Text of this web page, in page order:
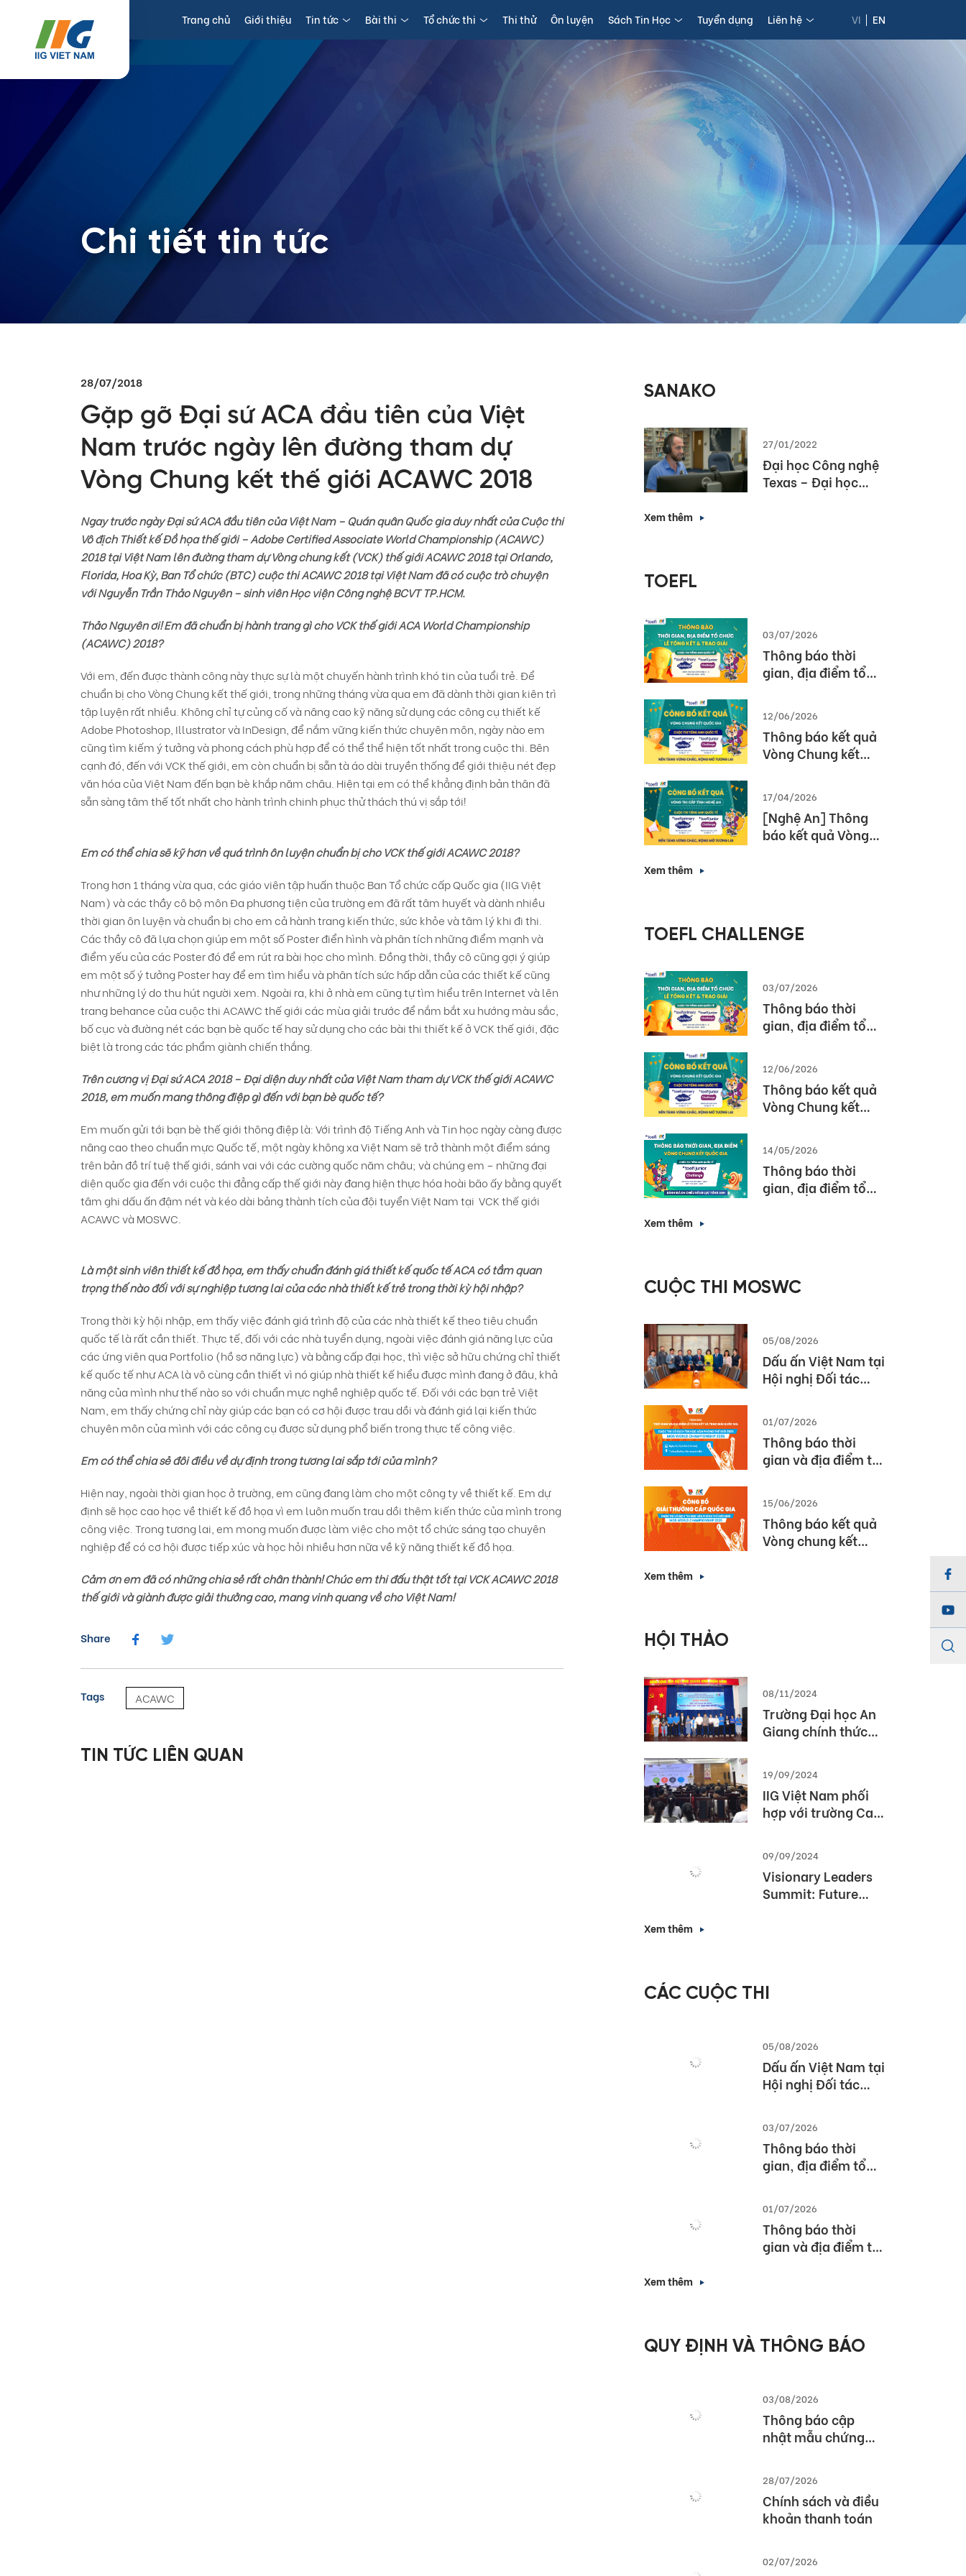
Trang chủ Giới thiệu Tin tức Bài thi Tổ chức thi Thi thử Ôn luyện Sách Tin Học Tuyển dụng Liên hệ VI EN
Chi tiết tin tức
28/07/2018
Gặp gỡ Đại sứ ACA đầu tiên của Việt
Nam trước ngày lên đường tham dự
Vòng Chung kết thế giới ACAWC 2018
Ngay trước ngày Đại sứ ACA đầu tiên của Việt Nam – Quán quân Quốc gia duy nhất của Cuộc thi
Vô địch Thiết kế Đồ họa thế giới – Adobe Certified Associate World Championship (ACAWC)
2018 tại Việt Nam lên đường tham dự Vòng chung kết (VCK) thế giới ACAWC 2018 tại Orlando,
Florida, Hoa Kỳ, Ban Tổ chức (BTC) cuộc thi ACAWC 2018 tại Việt Nam đã có cuộc trò chuyện
với Nguyễn Trần Thảo Nguyên – sinh viên Học viện Công nghệ BCVT TP.HCM.
Thảo Nguyên ơi! Em đã chuẩn bị hành trang gì cho VCK thế giới ACA World Championship
(ACAWC) 2018?
Với em, đến được thành công này thực sự là một chuyến hành trình khó tin của tuổi trẻ. Để
chuẩn bị cho Vòng Chung kết thế giới, trong những tháng vừa qua em đã dành thời gian kiên trì
tập luyện rất nhiều. Không chỉ tự củng cố và nâng cao kỹ năng sử dụng các công cụ thiết kế
Adobe Photoshop, Illustrator và InDesign, để nắm vững kiến thức chuyên môn, ngày nào em
cũng tìm kiếm ý tưởng và phong cách phù hợp để có thể thể hiện tốt nhất trong cuộc thi. Bên
cạnh đó, đến với VCK thế giới, em còn chuẩn bị sẵn tà áo dài truyền thống để giới thiệu nét đẹp
văn hóa của Việt Nam đến bạn bè khắp năm châu. Hiện tại em có thể khẳng định bản thân đã
sẵn sàng tâm thế tốt nhất cho hành trình chinh phục thử thách thú vị sắp tới!
Em có thể chia sẽ kỹ hơn về quá trình ôn luyện chuẩn bị cho VCK thế giới ACAWC 2018?
Trong hơn 1 tháng vừa qua, các giáo viên tập huấn thuộc Ban Tổ chức cấp Quốc gia (IIG Việt
Nam) và các thầy cô bộ môn Đa phương tiện của trường em đã rất tâm huyết và dành nhiều
thời gian ôn luyện và chuẩn bị cho em cả hành trang kiến thức, sức khỏe và tâm lý khi đi thi.
Các thầy cô đã lựa chọn giúp em một số Poster điển hình và phân tích những điểm mạnh và
điểm yếu của các Poster đó để em rút ra bài học cho mình. Đồng thời, thầy cô cũng gợi ý giúp
em một số ý tưởng Poster hay để em tìm hiểu và phân tích sức hấp dẫn của các thiết kế cũng
như những lý do thu hút người xem. Ngoài ra, khi ở nhà em cũng tự tìm hiểu trên Internet và lên
trang behance của cuộc thi ACAWC thế giới các mùa giải trước để nắm bắt xu hướng màu sắc,
bố cục và đường nét các bạn bè quốc tế hay sử dụng cho các bài thi thiết kế ở VCK thế giới, đặc
biệt là trong các tác phẩm giành chiến thắng.
Trên cương vị Đại sứ ACA 2018 – Đại diện duy nhất của Việt Nam tham dự VCK thế giới ACAWC
2018, em muốn mang thông điệp gì đến với bạn bè quốc tế?
Em muốn gửi tới bạn bè thế giới thông điệp là: Với trình độ Tiếng Anh và Tin học ngày càng được
nâng cao theo chuẩn mực Quốc tế, một ngày không xa Việt Nam sẽ trở thành một điểm sáng
trên bản đồ trí tuệ thế giới, sánh vai với các cường quốc năm châu; và chúng em – những đại
diện quốc gia đến với cuộc thi đẳng cấp thế giới này đang hiện thực hóa hoài bão ấy bằng quyết
tâm ghi dấu ấn đậm nét và kéo dài bảng thành tích của đội tuyển Việt Nam tại VCK thế giới
ACAWC và MOSWC.
Là một sinh viên thiết kế đồ họa, em thấy chuẩn đánh giá thiết kế quốc tế ACA có tầm quan
trọng thế nào đối với sự nghiệp tương lai của các nhà thiết kế trẻ trong thời kỳ hội nhập?
Trong thời kỳ hội nhập, em thấy việc đánh giá trình độ của các nhà thiết kế theo tiêu chuẩn
quốc tế là rất cần thiết. Thực tế, đối với các nhà tuyển dụng, ngoài việc đánh giá năng lực của
các ứng viên qua Portfolio (hồ sơ năng lực) và bằng cấp đại học, thì việc sở hữu chứng chỉ thiết
kế quốc tế như ACA là vô cùng cần thiết vì nó giúp nhà thiết kế hiểu được mình đang ở đâu, khả
năng của mình như thế nào so với chuẩn mực nghề nghiệp quốc tế. Đối với các bạn trẻ Việt
Nam, em thấy chứng chỉ này giúp các bạn có cơ hội được trau dồi và đánh giá lại kiến thức
chuyên môn của mình với các công cụ được sử dụng phổ biến trong thực tế công việc.
Em có thể chia sẻ đôi điều về dự định trong tương lai sắp tới của mình?
Hiện nay, ngoài thời gian học ở trường, em cũng đang làm cho một công ty về thiết kế. Em dự
định sẽ học cao học về thiết kế đồ họa vì em luôn muốn trau dồi thêm kiến thức của mình trong
công việc. Trong tương lai, em mong muốn được làm việc cho một tổ chức sáng tạo chuyên
nghiệp để có cơ hội được tiếp xúc và học hỏi nhiều hơn nữa về kỹ năng thiết kế đồ họa.
Cảm ơn em đã có những chia sẻ rất chân thành! Chúc em thi đấu thật tốt tại VCK ACAWC 2018
thế giới và giành được giải thưởng cao, mang vinh quang về cho Việt Nam!
Share
Tags ACAWC
TIN TỨC LIÊN QUAN
SANAKO
27/01/2022
Đại học Công nghệ
Texas – Đại học
Xem thêm
TOEFL
03/07/2026
Thông báo thời
gian, địa điểm tổ
TOEFL Challenge
năm học 2025 –
2026
12/06/2026
Thông báo kết quả
Vòng Chung kết
năm học 2025 –
2026
17/04/2026
[Nghệ An] Thông
báo kết quả Vòng
Xem thêm
TOEFL CHALLENGE
03/07/2026
Thông báo thời
gian, địa điểm tổ
TOEFL Challenge
năm học 2025 –
2026
12/06/2026
Thông báo kết quả
Vòng Chung kết
năm học 2025 –
2026
14/05/2026
Thông báo thời
gian, địa điểm tổ
2026
Xem thêm
CUỘC THI MOSWC
05/08/2026
Dấu ấn Việt Nam tại
Hội nghị Đối tác
Partner Summit –
GPS) 2026
01/07/2026
Thông báo thời
gian và địa điểm tổ
Cuộc thi MOS World
Championship
2026
15/06/2026
Thông báo kết quả
Vòng chung kết
Xem thêm
HỘI THẢO
08/11/2024
Trường Đại học An
Giang chính thức
19/09/2024
IIG Việt Nam phối
hợp với trường Cao
“TOEIC- Chuẩn đầu
ra tiếng Anh- Bí
Quyết chinh phục
09/09/2024
Visionary Leaders
Summit: Future
trong nhà trường
Xem thêm
CÁC CUỘC THI
05/08/2026
Dấu ấn Việt Nam tại
Hội nghị Đối tác
Partner Summit –
GPS) 2026
03/07/2026
Thông báo thời
gian, địa điểm tổ
TOEFL Challenge
năm học 2025 –
2026
01/07/2026
Thông báo thời
gian và địa điểm tổ
2026
Xem thêm
QUY ĐỊNH VÀ THÔNG BÁO
03/08/2026
Thông báo cập
nhật mẫu chứng
Speaking
28/07/2026
Chính sách và điều
khoản thanh toán
02/07/2026